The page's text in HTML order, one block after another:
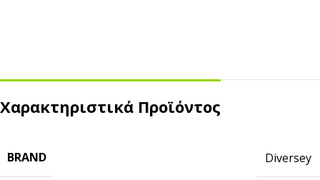
Χαρακτηριστικά Προϊόντος
BRAND Diversey